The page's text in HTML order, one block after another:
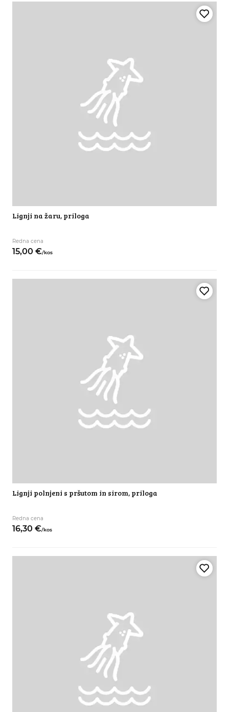
Lignji na žaru, priloga
Redna cena
15,00 €/kos
Lignji polnjeni s pršutom in sirom, priloga
Redna cena
16,30 €/kos